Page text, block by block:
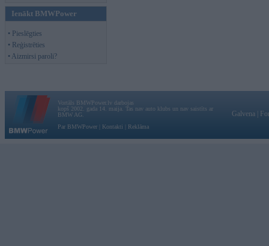
Ienākt BMWPower
• Pieslēgties
• Reģistrēties
• Aizmirsi paroli?
Vortāls BMWPower.lv darbojas
kopš 2002. gada 14. maija. Tas nav auto klubs un nav saistīts ar
BMW AG.
Par BMWPower
Kontakti Reklāma
Galvena